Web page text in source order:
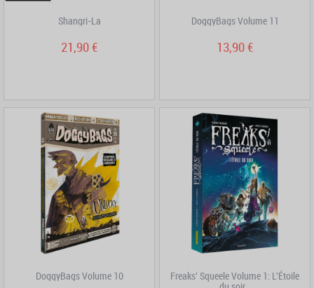
Shangri-La
21,90 €
DoggyBags Volume 11
13,90 €
DoggyBags Volume 10 Freaks' Squeele Volume 1: L'Étoile